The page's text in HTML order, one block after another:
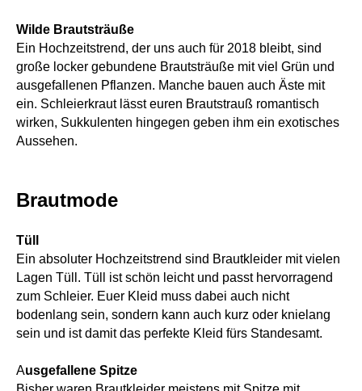
Wilde Brautsträuße
Ein Hochzeitstrend, der uns auch für 2018 bleibt, sind
große locker gebundene Brautsträuße mit viel Grün und
ausgefallenen Pflanzen. Manche bauen auch Äste mit
ein. Schleierkraut lässt euren Brautstrauß romantisch
wirken, Sukkulenten hingegen geben ihm ein exotisches
Aussehen.
Brautmode
Tüll
Ein absoluter Hochzeitstrend sind Brautkleider mit vielen
Lagen Tüll. Tüll ist schön leicht und passt hervorragend
zum Schleier. Euer Kleid muss dabei auch nicht
bodenlang sein, sondern kann auch kurz oder knielang
sein und ist damit das perfekte Kleid fürs Standesamt.
Ausgefallene Spitze